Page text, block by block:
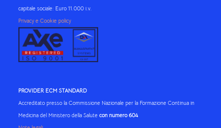
capitale sociale: Euro 11.000 i.v.
Privacy e Cookie policy
PROVIDER ECM STANDARD
Accreditato presso la Commissione Nazionale per la Formazione Continua in
Medicina del Ministero della Salutecon numero 604